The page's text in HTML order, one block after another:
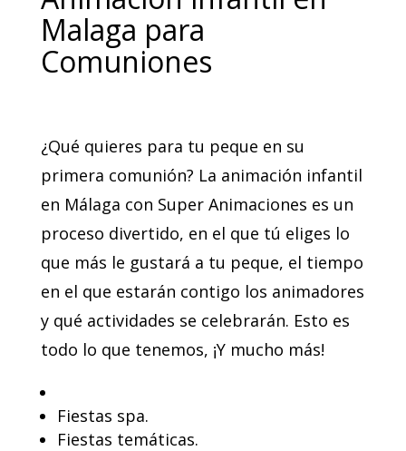
Malaga para
Comuniones
¿Qué quieres para tu peque en su
primera comunión? La animación infantil
en Málaga con Super Animaciones es un
proceso divertido, en el que tú eliges lo
que más le gustará a tu peque, el tiempo
en el que estarán contigo los animadores
y qué actividades se celebrarán. Esto es
todo lo que tenemos, ¡Y mucho más!
Fiestas spa.
Fiestas temáticas.